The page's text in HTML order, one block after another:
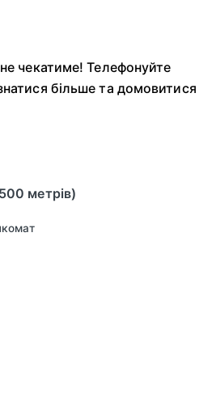
чекатиме! Телефонуйте
більше та домовитися
метрів)